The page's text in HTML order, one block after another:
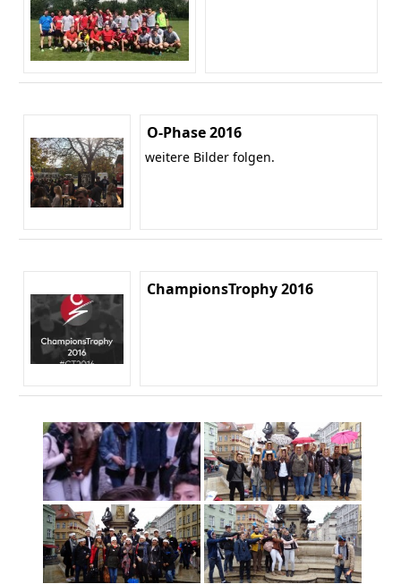
O-Phase 2016
weitere Bilder folgen.
ChampionsTrophy 2016